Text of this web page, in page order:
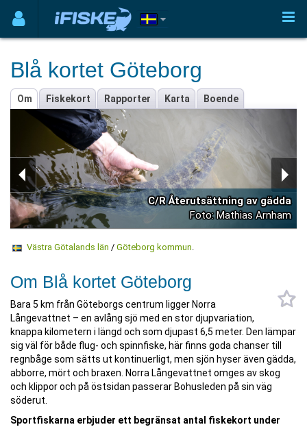
Blå kortet Göteborg
Om Fiskekort Rapporter Karta Boende
C/R Återutsättning av gädda
Foto: Mathias Arnham
Västra Götalands län / Göteborg kommun.
Om Blå kortet Göteborg
Bara 5 km från Göteborgs centrum ligger Norra
Långevattnet – en avlång sjö med en stor djupvariation,
knappa kilometern i längd och som djupast 6,5 meter. Den lämpar
sig väl för både flug- och spinnfiske, här finns goda chanser till
regnbåge som sätts ut kontinuerligt, men sjön hyser även gädda,
abborre, mört och braxen. Norra Långevattnet omges av skog
och klippor och på östsidan passerar Bohusleden på sin väg
söderut.
Sportfiskarna erbjuder ett begränsat antal fiskekort under